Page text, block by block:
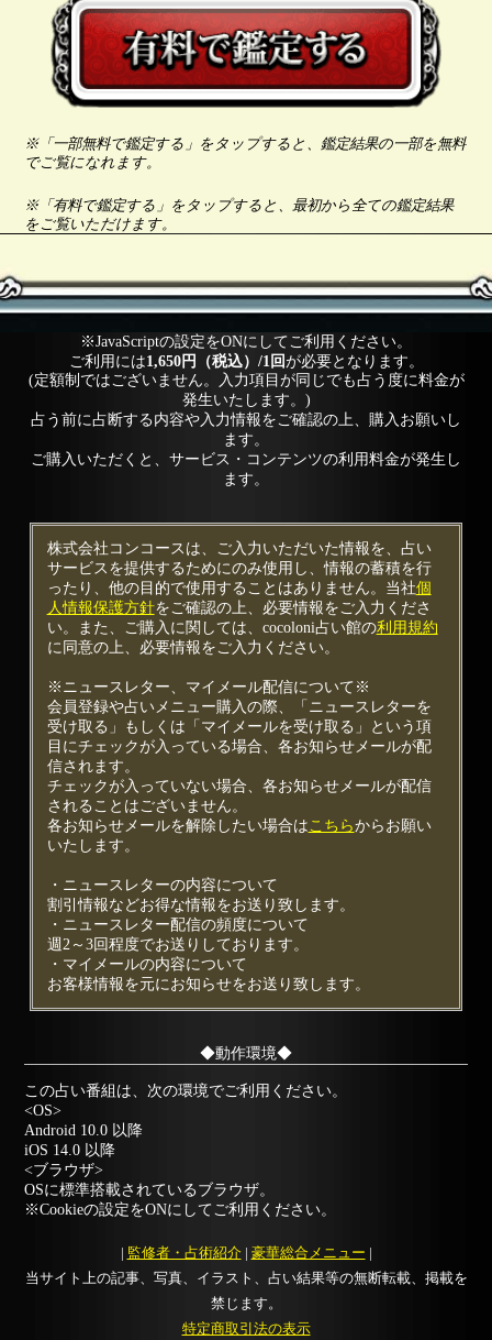
※「一部無料で鑑定する」をタップすると、鑑定結果の一部を無料
でご覧になれます。
※「有料で鑑定する」をタップすると、最初から全ての鑑定結果
をご覧いただけます。
※JavaScriptの設定をONにしてご利用ください。
ご利用には1,650円（税込）/1回 が必要となります。
(定額制ではございません。入力項目が同じでも占う度に料金が
発生いたします。)
占う前に占断する内容や入力情報をご確認の上、購入お願いし
ます。
ご購入いただくと、サービス・コンテンツの利用料金が発生し
ます。
株式会社コンコースは、ご入力いただいた情報を、占い
サービスを提供するためにのみ使用し、情報の蓄積を行
ったり、他の目的で使用することはありません。当社個
人情報保護方針をご確認の上、必要情報をご入力くださ
い。また、ご購入に関しては、cocoloni占い館の利用規約
に同意の上、必要情報をご入力ください。
※ニュースレター、マイメール配信について※
会員登録や占いメニュー購入の際、「ニュースレターを
受け取る」もしくは「マイメールを受け取る」という項
目にチェックが入っている場合、各お知らせメールが配
信されます。
チェックが入っていない場合、各お知らせメールが配信
されることはございません。
各お知らせメールを解除したい場合はこちらからお願い
いたします。
・ニュースレターの内容について
割引情報などお得な情報をお送り致します。
・ニュースレター配信の頻度について
週2～3回程度でお送りしております。
・マイメールの内容について
お客様情報を元にお知らせをお送り致します。
◆動作環境◆
この占い番組は、次の環境でご利用ください。
<OS>
Android 10.0 以降
iOS 14.0 以降
<ブラウザ>
OSに標準搭載されているブラウザ。
※Cookieの設定をONにしてご利用ください。
| 監修者・占術紹介 | 豪華総合メニュー |
当サイト上の記事、写真、イラスト、占い結果等の無断転載、掲載を
禁じます。
特定商取引法の表示